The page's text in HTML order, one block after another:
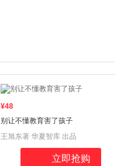
¥48
别让不懂教育害了孩子
王旭东著 华夏智库 出品
立即抢购